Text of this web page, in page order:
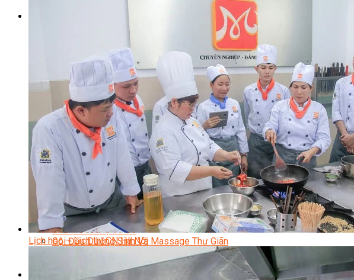
Khởi Sự Kinh Doanh Spa và Salon
Kinh Doanh Chuỗi và Nhượng Quyền Spa, Salon
Chăm Sóc Và Điều Trị Da
Chuyên Viên Trang Điểm
Trang Điểm Cô Dâu
Phun Xăm Thẩm Mỹ
Kỹ Thuật Tạo Sợi Hairstroke
Barber Chuyên Nghiệp
Kỹ Thuật Chải Bới Tóc Chuyên Nghiệp
Quản Lý Hair Salon Chuyên Nghiệp
Nối Mi Chuyên Nghiệp
Quản Lý Nail Salon Chuyên Nghiệp
Kỹ Thuật Nhuộm – Uốn – Duỗi
Nail Salon Định Cư
Kinh Doanh Nail Box
Train The Trainer – Chuyên Ngành Nail
Chăm Sóc Mẹ Và Bé
Gội Đầu Dưỡng Sinh Và Massage Thư Giãn
Marketing Online Ngành Chăm Sóc Sắc Đẹp
Chuyên Đề Chăm Sóc Sắc Đẹp
Lịch học – Lịch thi CN Hà Nội